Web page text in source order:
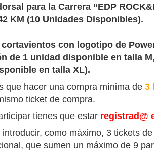
para la Carrera “EDP
KM (10 Unidades Disponibles).
con logotipo de
de 1 unidad disponible en talla
en talla XL).
que hacer una compra mínima de 3
ticket de compra.
tienes que estar registrad@
introducir, como máximo, 3 tickets
que sumen un máximo de 9